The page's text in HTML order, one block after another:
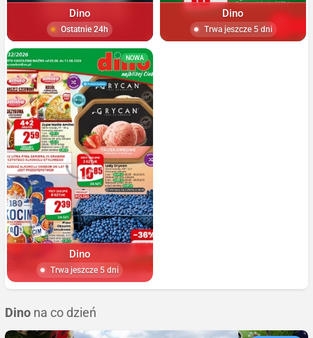
Dino
Ostatnie 24h
Dino
Trwa jeszcze 5 dni
NOWA
Dino
Trwa jeszcze 5 dni
Dino na co dzień